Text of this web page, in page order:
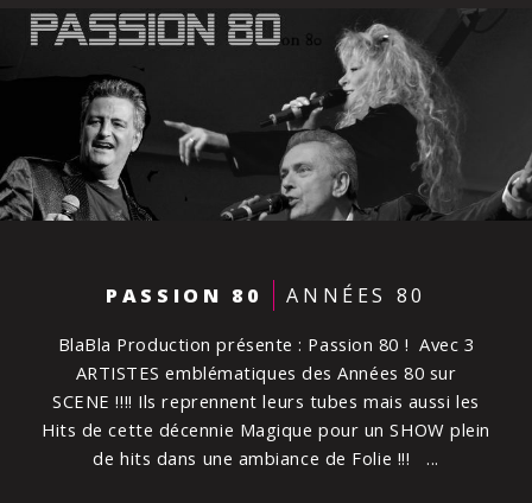
PASSION 80 ANNÉES 80
BlaBla Production présente : Passion 80 ! Avec 3
ARTISTES emblématiques des Années 80 sur
SCENE !!!! Ils reprennent leurs tubes mais aussi les
Hits de cette décennie Magique pour un SHOW plein
de hits dans une ambiance de Folie !!! ...